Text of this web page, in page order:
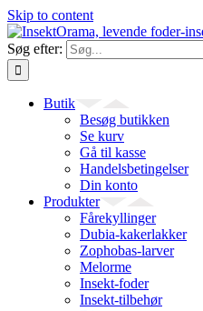
Skip to content
Søg efter:
Butik
Besøg butikken
Se kurv
Gå til kasse
Handelsbetingelser
Din konto
Produkter
Fårekyllinger
Dubia-kakerlakker
Zophobas-larver
Melorme
Insekt-foder
Insekt-tilbehør